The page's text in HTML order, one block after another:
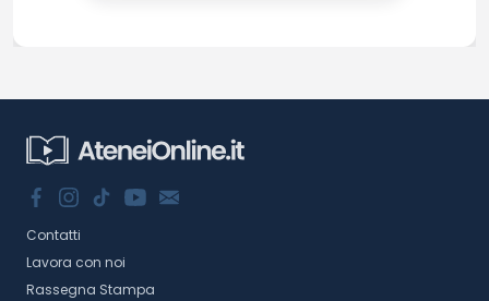
Contatti
Lavora con noi
Rassegna Stampa